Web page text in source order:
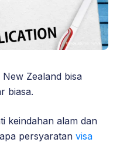
Zealand bisa
biasa.
keindahan alam dan
persyaratan visa